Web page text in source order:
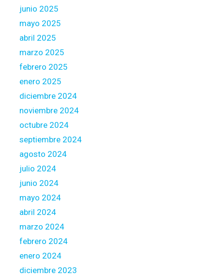
a
d
h
junio 2025
mayo 2025
abril 2025
marzo 2025
febrero 2025
enero 2025
diciembre 2024
noviembre 2024
octubre 2024
septiembre 2024
agosto 2024
julio 2024
junio 2024
mayo 2024
abril 2024
marzo 2024
febrero 2024
enero 2024
diciembre 2023